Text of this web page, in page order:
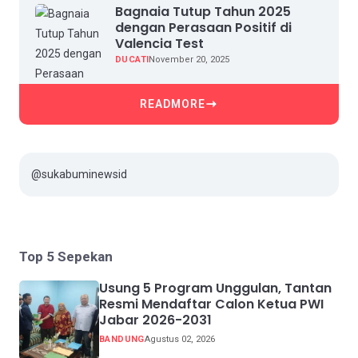
Bagnaia Tutup Tahun 2025
dengan Perasaan Positif di
Valencia Test
DUCATI November 20, 2025
READMORE
@sukabuminewsid
Top 5 Sepekan
Usung 5 Program Unggulan, Tantan
Resmi Mendaftar Calon Ketua PWI
Jabar 2026-2031
BANDUNGAgustus 02, 2026